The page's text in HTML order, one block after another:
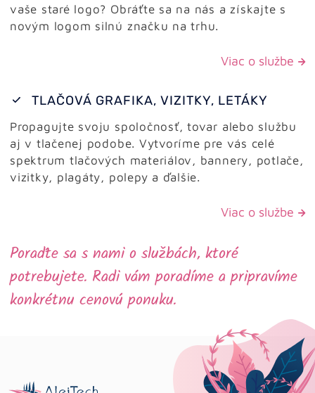
vaše staré logo? Obráťte sa na nás a získajte s
novým logom silnú značku na trhu.
Viac o službe
TLAČOVÁ GRAFIKA, VIZITKY, LETÁKY
Propagujte svoju spoločnosť, tovar alebo službu
aj v tlačenej podobe. Vytvoríme pre vás celé
spektrum tlačových materiálov, bannery, potlače,
vizitky, plagáty, polepy a ďalšie.
Viac o službe
Poraďte sa s nami o službách, ktoré
potrebujete. Radi vám poradíme a pripravíme
konkrétnu cenovú ponuku.